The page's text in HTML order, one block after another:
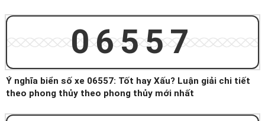
06557
Ý nghĩa biển số xe 06557: Tốt hay Xấu? Luận giải chi tiết
theo phong thủy theo phong thủy mới nhất